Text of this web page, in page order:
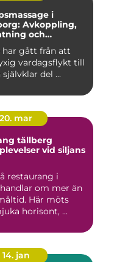
i
Avkoppling,
och
har gått från att
vardagsflykt till
del ...
20. mar
tällberg
vid siljans
restaurang i
om mer än
Här möts
horisont, ...
14. jan